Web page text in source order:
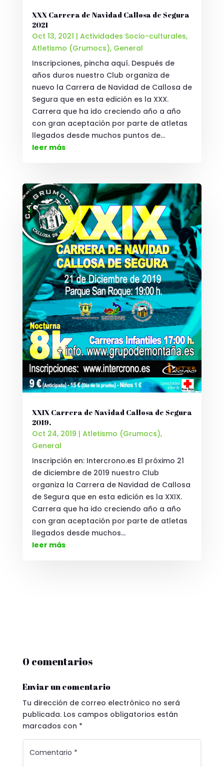
XXX Carrera de Navidad Callosa de Segura
2021
Oct 13, 2021 | Actividades Socio-culturales,
Atletismo (Grumocs), General
Inscripciones, pincha aquí. Después de
años duros nuestro Club organiza de
nuevo la Carrera de Navidad de Callosa de
Segura que en esta edición es la XXX.
Carrera que ha ido creciendo año a año
con gran aceptación por parte de atletas
llegados desde muchos puntos de...
leer más
XXIX Carrera de Navidad Callosa de Segura
2019.
Oct 24, 2019 | Atletismo (Grumocs),
General
Inscripción en: Intercrono.es El próximo 21
de diciembre de 2019 nuestro Club
organiza la Carrera de Navidad de Callosa
de Segura que en esta edición es la XXIX.
Carrera que ha ido creciendo año a año
con gran aceptación por parte de atletas
llegados desde muchos...
leer más
0 comentarios
Enviar un comentario
Tu dirección de correo electrónico no será
publicada. Los campos obligatorios están
marcados con *